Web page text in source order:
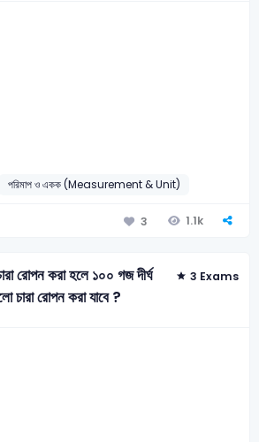
পরিমাপ ও একক (Measurement & Unit)
3 1.1k
রোপন করা হলে ১০০ গজ দীর্ঘ
চারা রোপন করা যাবে ?
3 Exams